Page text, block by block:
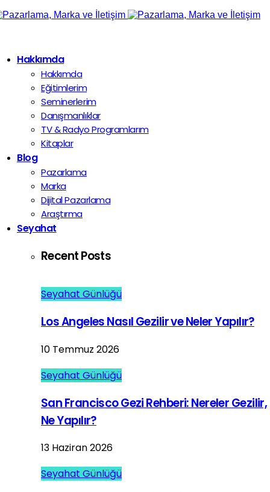
Hakkımda
Hakkımda
Eğitimlerim
Seminerlerim
Danışmanlıklar
TV & Radyo Programlarım
Kitaplar
Blog
Pazarlama
Marka
Dijital Pazarlama
Araştırma
Seyahat
Recent Posts
Seyahat Günlüğü
Los Angeles Nasıl Gezilir ve Neler Yapılır?
10 Temmuz 2026
Seyahat Günlüğü
San Francisco Gezi Rehberi: Nereler Gezilir,
Ne Yapılır?
13 Haziran 2026
Seyahat Günlüğü